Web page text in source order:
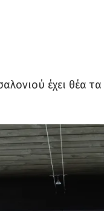
έχει θέα τα